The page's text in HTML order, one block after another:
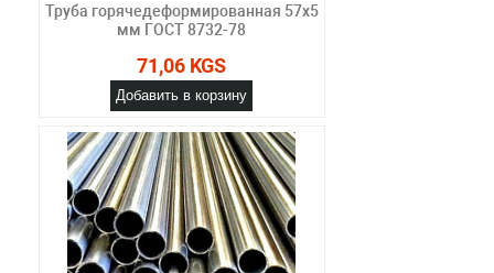
Труба горячедеформированная 57х5
мм ГОСТ 8732-78
71,06 KGS
Добавить в корзину